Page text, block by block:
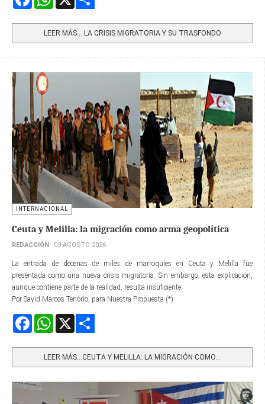
LEER MÁS… LA CRISIS MIGRATORIA Y SU TRASFONDO
INTERNACIONAL
Ceuta y Melilla: la migración como arma geopolítica
REDACCIÓN 03 AGOSTO 2026
La entrada de decenas de miles de marroquíes en Ceuta y Melilla fue
presentada como una nueva crisis migratoria. Sin embargo, esta explicación,
aunque contiene parte de la realidad, resulta insuficiente.
Por Sayid Marcos Tenório, para Nuestra Propuesta (*)
FacebookWhatsApp
LEER MÁS…CEUTA Y MELILLA: LA MIGRACIÓN COMO...